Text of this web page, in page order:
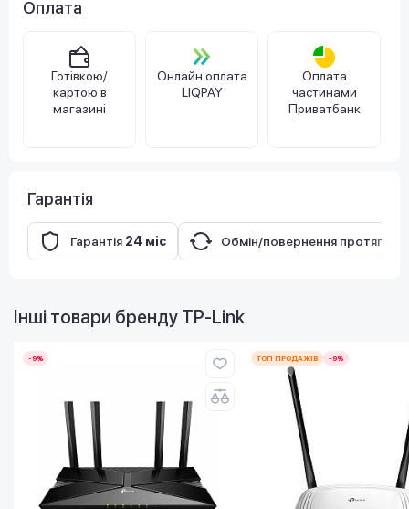
Оплата
Готівкою/
картою в
магазині
Онлайн оплата
LIQPAY
Оплата
частинами
Приватбанк
Гарантія
Гарантія 24 міс Обмін/повернення протягом
Інші товари бренду TP-Link
-9% ТОП ПРОДАЖІВ -9%